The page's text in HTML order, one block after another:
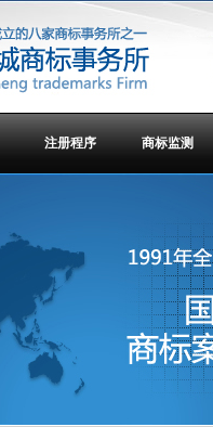
注册程序 商标监测